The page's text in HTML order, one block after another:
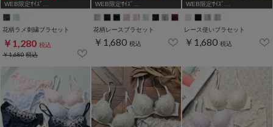
WEB限定ｻｲｽﾞ
花柄ラメ刺繍ブラセット
￥1,280 税込
￥1,680税込
WEB限定ｻｲｽﾞ
花柄レースブラセット
￥1,680 税込
WEB限定ｻｲｽﾞ
レース使いブラセット
￥1,680 税込